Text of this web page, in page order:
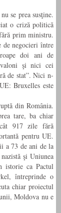
se prea susţine.
o criză politică
prim ministru.
de negocieri între
doi ani de
şi nici cei
de stat”. Nici n-
Bruxelles este
din România.
tare, ba chiar
917 zile fără
pentru UE.
a 73 de ani de la
şi Uniunea
istorie ca Pactul
întreprinde o
chiar proiectul
Moldova nu e